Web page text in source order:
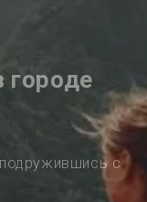
городе
с